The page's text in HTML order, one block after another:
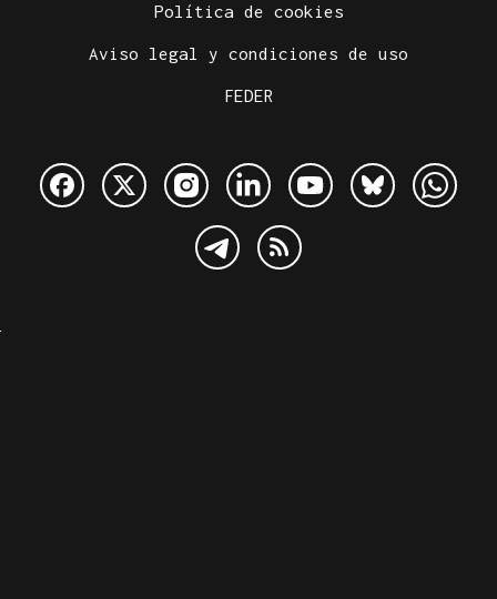
Política de cookies
Aviso legal y condiciones de uso
FEDER